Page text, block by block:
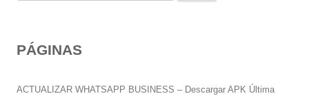
a
:
PÁGINAS
ACTUALIZAR WHATSAPP BUSINESS – Descargar APK Última